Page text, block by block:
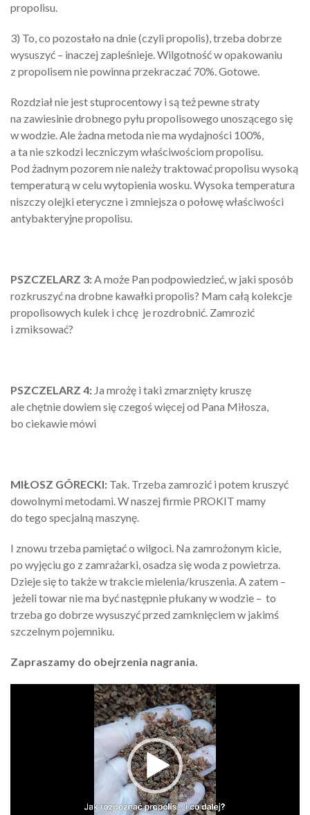
propolisu.
3) To, co pozostało na dnie (czyli propolis), trzeba dobrze
wysuszyć – inaczej zapleśnieje. Wilgotność w opakowaniu
z propolisem nie powinna przekraczać 70%. Gotowe.
Rozdział nie jest stuprocentowy i są też pewne straty
na zawiesinie drobnego pyłu propolisowego unoszącego się
w wodzie. Ale żadna metoda nie ma wydajności 100%,
a ta nie szkodzi leczniczym właściwościom propolisu.
Pod żadnym pozorem nie należy traktować propolisu wysoką
temperaturą w celu wytopienia wosku. Wysoka temperatura
niszczy olejki eteryczne i zmniejsza o połowę właściwości
antybakteryjne propolisu.
PSZCZELARZ 3:A może Pan podpowiedzieć, w jaki sposób
rozkruszyć na drobne kawałki propolis? Mam całą kolekcje
propolisowych kulek i chcę je rozdrobnić. Zamrozić
i zmiksować?
PSZCZELARZ 4: Ja mrożę i taki zmarznięty kruszę
ale chętnie dowiem się czegoś więcej od Pana Miłosza,
bo ciekawie mówi
MIŁOSZ GÓRECKI: Tak. Trzeba zamrozić i potem kruszyć
dowolnymi metodami. W naszej firmie PROKIT mamy
do tego specjalną maszynę.
I znowu trzeba pamiętać o wilgoci. Na zamrożonym kicie,
po wyjęciu go z zamrażarki, osadza się woda z powietrza.
Dzieje się to także w trakcie mielenia/kruszenia. A zatem –
jeżeli towar nie ma być następnie płukany w wodzie – to
trzeba go dobrze wysuszyć przed zamknięciem w jakimś
szczelnym pojemniku.
Zapraszamy do obejrzenia nagrania.